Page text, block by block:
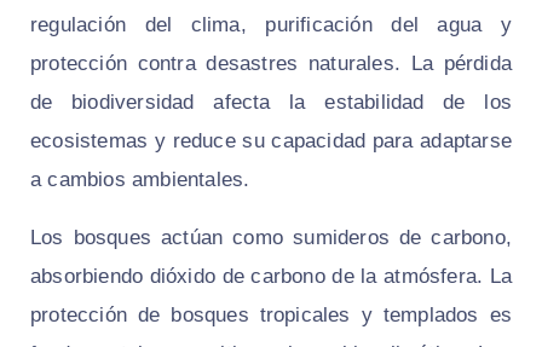
regulación del clima, purificación del agua y
protección contra desastres naturales. La pérdida
de biodiversidad afecta la estabilidad de los
ecosistemas y reduce su capacidad para adaptarse
a cambios ambientales.
Los bosques actúan como sumideros de carbono,
absorbiendo dióxido de carbono de la atmósfera. La
protección de bosques tropicales y templados es